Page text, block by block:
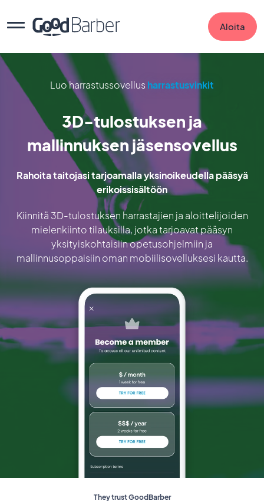
Aloita
Luo harrastussovellus harrastusvinkit
3D-tulostuksen ja
mallinnuksen jäsensovellus
Rahoita taitojasi tarjoamalla yksinoikeudella pääsyä
erikoissisältöön
Kiinnitä 3D-tulostuksen harrastajien ja aloittelijoiden
mielenkiinto tilauksilla, jotka tarjoavat pääsyn
yksityiskohtaisiin opetusohjelmiin ja
mallinnusoppaisiin oman mobiilisovelluksesi kautta.
They trust GoodBarber